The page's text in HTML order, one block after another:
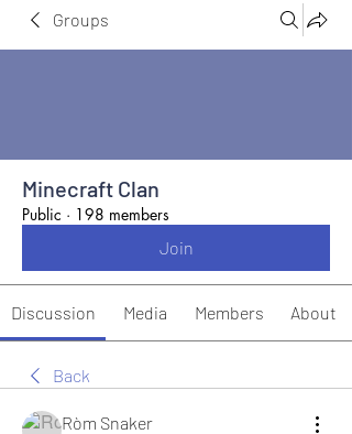
Groups
Minecraft Clan
Public · 198 members
Join
Discussion Media Members About
Back
Ròm Snaker